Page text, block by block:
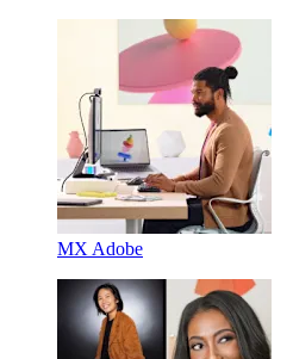
MX Adobe